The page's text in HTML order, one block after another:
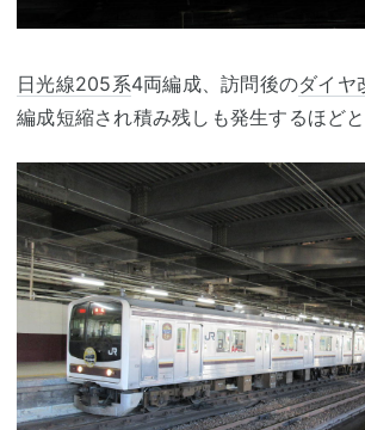
日光線205系4両編成、訪問後のダイヤ
編成短縮され積み残しも発生するほど